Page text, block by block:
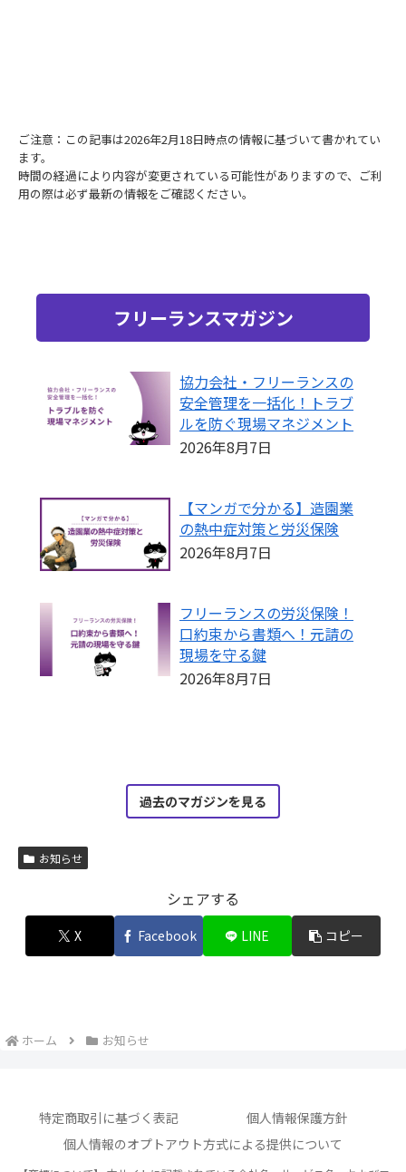
ご注意：この記事は2026年2月18日時点の情報に基づいて書かれてい
ます。
時間の経過により内容が変更されている可能性がありますので、ご利
用の際は必ず最新の情報をご確認ください。
フリーランスマガジン
協力会社・フリーランスの
安全管理を一括化！トラブ
ルを防ぐ現場マネジメント
2026年8月7日
【マンガで分かる】造園業
の熱中症対策と労災保険
2026年8月7日
フリーランスの労災保険！
口約束から書類へ！元請の
現場を守る鍵
2026年8月7日
過去のマガジンを見る
お知らせ
シェアする
X Facebook LINE コピー
ホーム お知らせ
特定商取引に基づく表記
個人情報保護方針
個人情報のオプトアウト方式による提供について